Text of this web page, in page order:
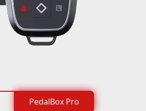
PedalBox Pro